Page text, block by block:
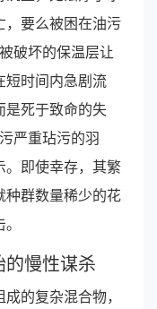
，要么被困在油污
破坏的保温层让
短时间内急剧流
是死于致命的失
严重玷污的羽
。即使幸存，其繁
种群数量稀少的花
的慢性谋杀
的复杂混合物，